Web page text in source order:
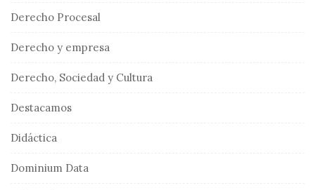
Derecho Procesal
Derecho y empresa
Derecho, Sociedad y Cultura
Destacamos
Didáctica
Dominium Data